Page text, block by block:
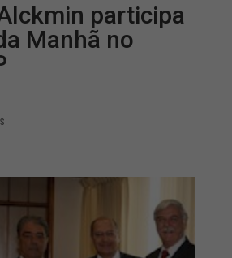
participa
Manhã no